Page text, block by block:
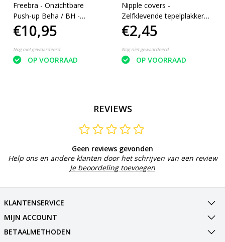
Freebra - Onzichtbare
Push-up Beha / BH -
Zelfklevende Plak BH -
Zonder Beugel en Zonder
Bandjes - Cupmaat A
€10,95
Nog niet gewaardeerd
OP VOORRAAD
Nipple covers -
Zelfklevende tepelplakkers -
Tepelstickers - Bh
accessoires - 10 stuks
€2,45
Nog niet gewaardeerd
OP VOORRAAD
REVIEWS
Geen reviews gevonden
Help ons en andere klanten door het schrijven van een review
Je beoordeling toevoegen
KLANTENSERVICE
MIJN ACCOUNT
BETAALMETHODEN